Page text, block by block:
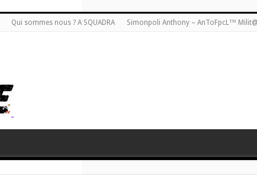
Qui sommes nous ? A SQUADRA Simonpoli Anthony – AnToFpcL™